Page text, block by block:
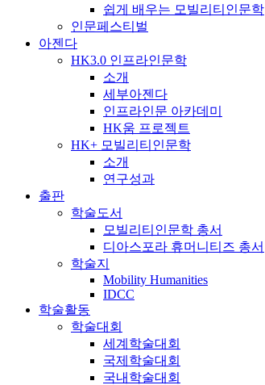
쉽게 배우는 모빌리티인문학
인문페스티벌
아젠다
HK3.0 인프라인문학
소개
세부아젠다
인프라인문 아카데미
HK움 프로젝트
HK+ 모빌리티인문학
소개
연구성과
출판
학술도서
모빌리티인문학 총서
디아스포라 휴머니티즈 총서
학술지
Mobility Humanities
IDCC
학술활동
학술대회
세계학술대회
국제학술대회
국내학술대회